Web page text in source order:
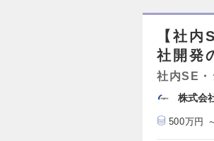
【社
社開発
社内SE・
株式会
500万円